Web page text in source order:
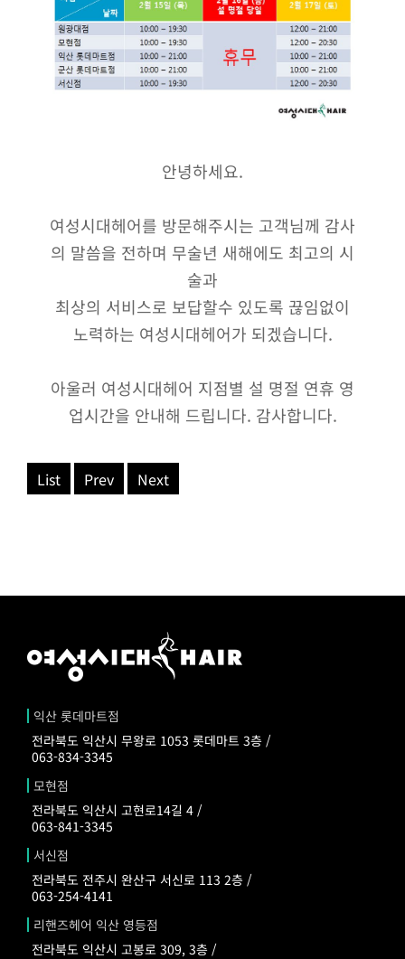
안녕하세요.
여성시대헤어를 방문해주시는 고객님께 감사
의 말씀을 전하며 무술년 새해에도 최고의 시
술과
최상의 서비스로 보답할수 있도록 끊임없이
노력하는 여성시대헤어가 되겠습니다.
아울러 여성시대헤어 지점별 설 명절 연휴 영
업시간을 안내해 드립니다. 감사합니다.
List Prev Next
익산 롯데마트점
전라북도 익산시 무왕로 1053 롯데마트 3층 /
063-834-3345
모현점
전라북도 익산시 고현로14길 4 /
063-841-3345
서신점
전라북도 전주시 완산구 서신로 113 2층 /
063-254-4141
리핸즈헤어 익산 영등점
전라북도 익산시 고봉로 309, 3층 /